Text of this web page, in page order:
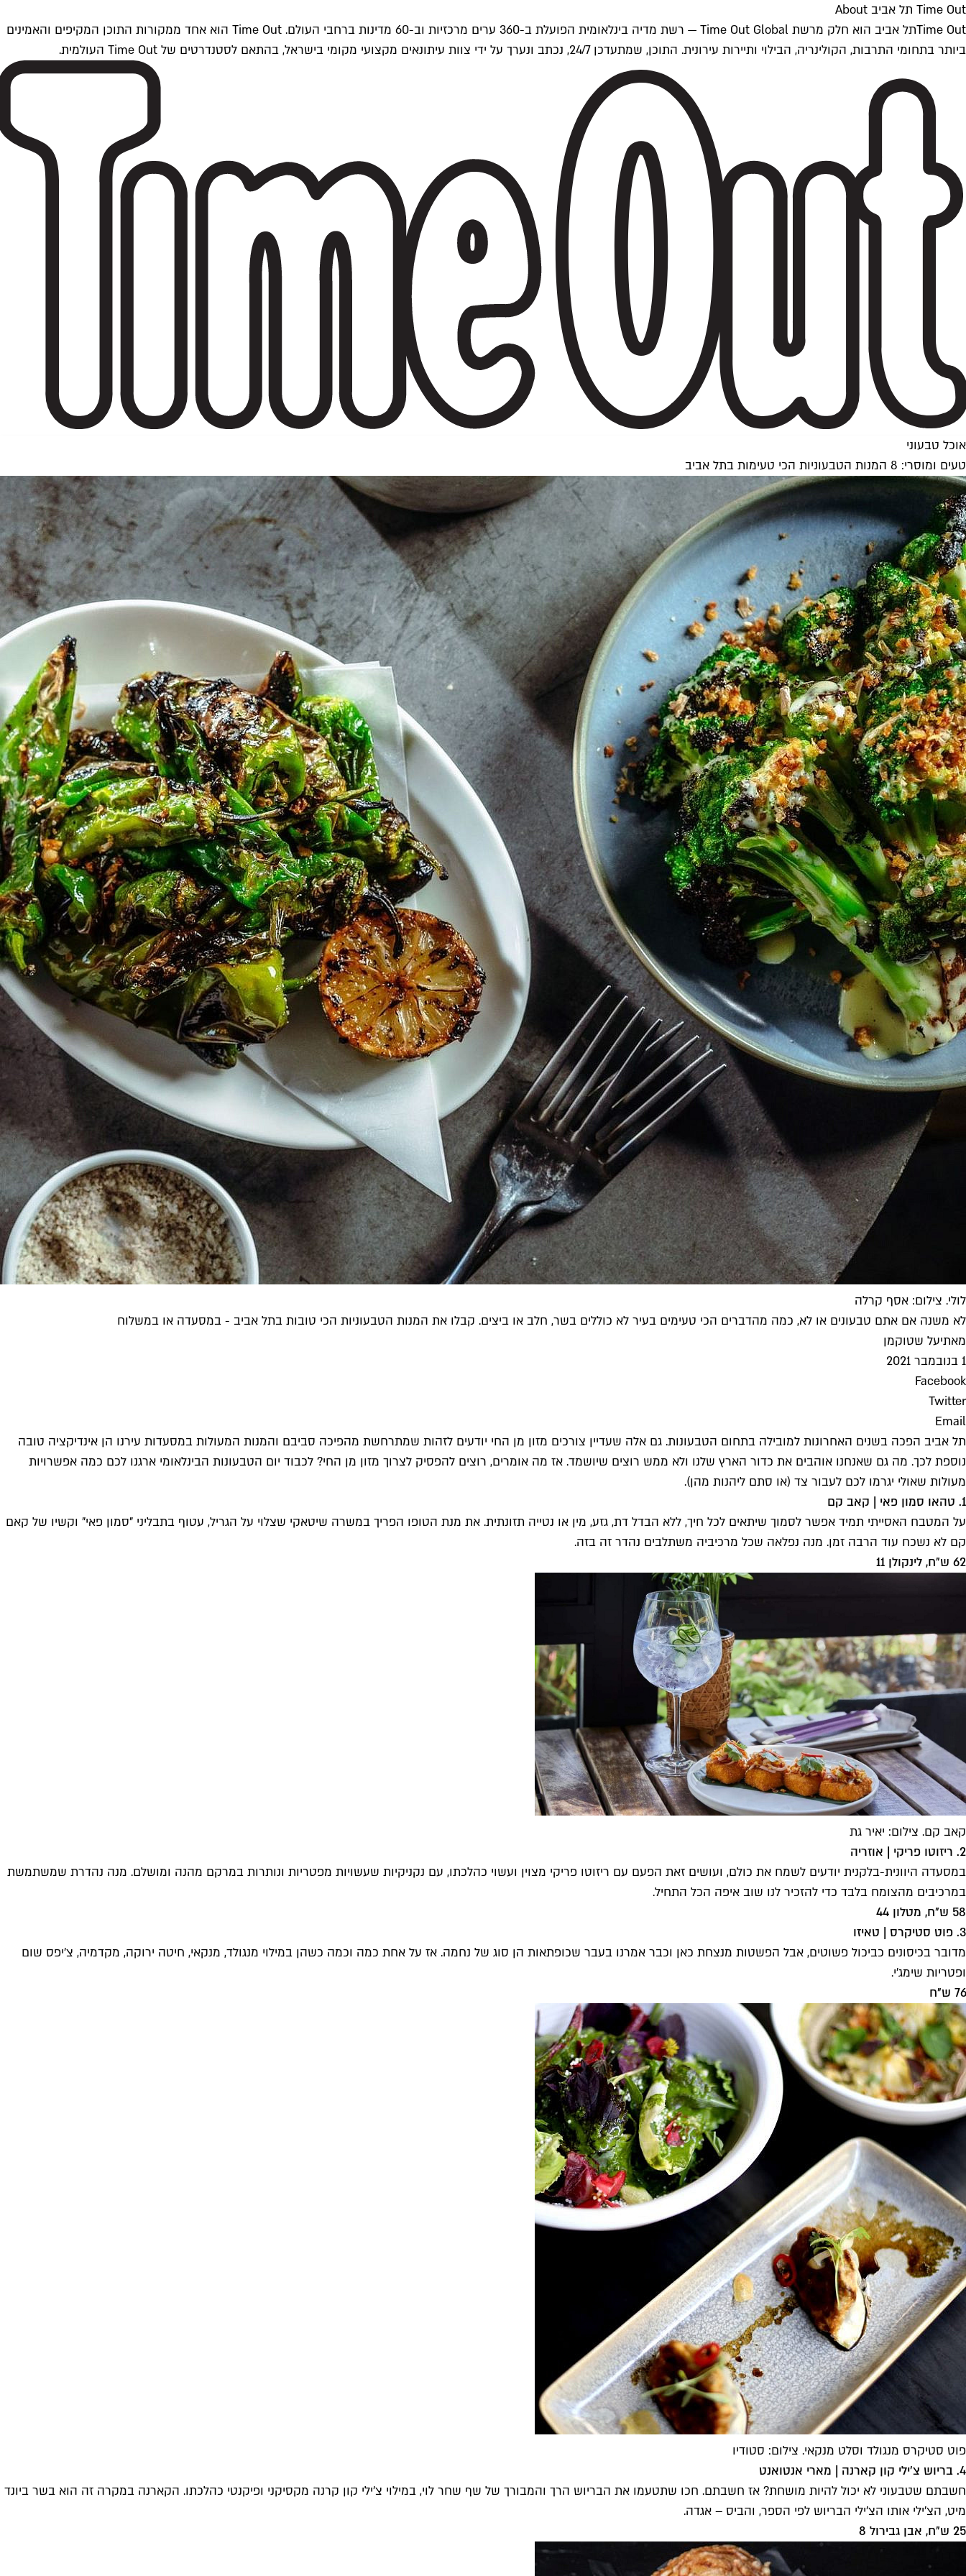
Time Out תל אביב About
Time Outתל אביב הוא חלק מרשת Time Out Global — רשת מדיה בינלאומית הפועלת ב-360 ערים מרכזיות וב-60 מדינות ברחבי העולם. Time Out הוא אחד ממקורות התוכן המקיפים והאמינים
ביותר בתחומי התרבות, הקולינריה, הבילוי ותיירות עירונית. התוכן, שמתעדכן 24/7, נכתב ונערך על ידי צוות עיתונאים מקצועי מקומי בישראל, בהתאם לסטנדרטים של Time Out העולמית.
אוכל טבעוני
טעים ומוסרי: 8 המנות הטבעוניות הכי טעימות בתל אביב
לולי. צילום: אסף קרלה
לא משנה אם אתם טבעונים או לא, כמה מהדברים הכי טעימים בעיר לא כוללים בשר, חלב או ביצים. קבלו את המנות הטבעוניות הכי טובות בתל אביב - במסעדה או במשלוח
מאתיעל שטוקמן
1 בנובמבר 2021
Facebook
Twitter
Email
תל אביב הפכה בשנים האחרונות למובילה בתחום הטבעונות. גם אלה שעדיין צורכים מזון מן החי יודעים לזהות שמתרחשת מהפיכה סביבם והמנות המעולות במסעדות עירנו הן אינדיקציה טובה
נוספת לכך. מה גם שאנחנו אוהבים את כדור הארץ שלנו ולא ממש רוצים שיושמד. אז מה אומרים, רוצים להפסיק לצרוך מזון מן החי? לכבוד יום הטבעונות הבינלאומי ארגנו לכם כמה אפשרויות
מעולות שאולי יגרמו לכם לעבור צד (או סתם ליהנות מהן).
1. טהאו סמון פאי | קאב קם
על המטבח האסייתי תמיד אפשר לסמוך שיתאים לכל חיך, ללא הבדל דת, גזע, מין או נטייה תזונתית. את מנת הטופו הפריך במשרה שיטאקי שצלוי על הגריל, עטוף בתבליני "סמון פאי" וקשיו של קאם
קם לא נשכח עוד הרבה זמן. מנה נפלאה שכל מרכיביה משתלבים נהדר זה בזה.
62 ש״ח, לינקולן 11
קאב קם. צילום: יאיר גת
2. ריזוטו פריקי | אוזריה
במסעדה היוונית-בלקנית יודעים לשמח את כולם, ועושים זאת הפעם עם ריזוטו פריקי מצוין ועשוי כהלכתו, עם נקניקיות שעשויות מפטריות ונותרות במרקם מהנה ומושלם. מנה נהדרת שמשתמשת
במרכיבים מהצומח בלבד כדי להזכיר לנו שוב איפה הכל התחיל.
58 ש״ח, מטלון 44
3. פוט סטיקרס | טאיזו
מדובר בכיסונים כביכול פשוטים, אבל הפשטות מנצחת כאן וכבר אמרנו בעבר שכופתאות הן סוג של נחמה. אז על אחת כמה וכמה כשהן במילוי מנגולד, מנקאי, חיטה ירוקה, מקדמיה, צ׳יפס שום
ופטריות שימג׳י.
76 ש״ח
פוט סטיקרס מנגולד וסלט מנקאי. צילום: סטודיו
4. בריוש צ׳ילי קון קארנה | מארי אנטואנט
חשבתם שטבעוני לא יכול להיות מושחת? אז חשבתם. חכו שתטעמו את הבריוש הרך והמבורך של שף שחר לוי, במילוי צ׳ילי קון קרנה מקסיקני ופיקנטי כהלכתו. הקארנה במקרה זה הוא בשר ביונד
מיט, הצ׳ילי אותו הצ׳ילי הבריוש לפי הספר, והביס – אגדה.
25 ש״ח, אבן גבירול 8